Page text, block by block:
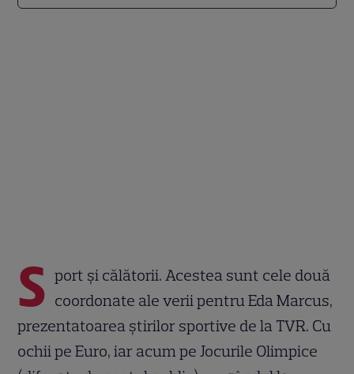
S port și călătorii. Acestea sunt cele două
coordonate ale verii pentru Eda Marcus,
prezentatoarea știrilor sportive de la TVR. Cu
ochii pe Euro, iar acum pe Jocurile Olimpice